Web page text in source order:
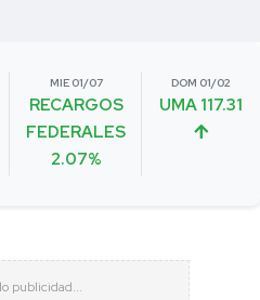
MIE 01/07
RECARGOS
FEDERALES
2.07%
DOM 01/02
UMA 117.31